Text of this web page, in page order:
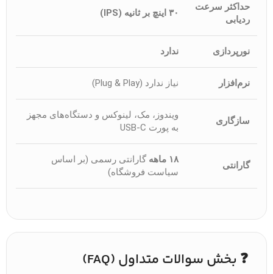
حداکثر سرعت
ردیابی
۳۰ اینچ بر ثانیه (IPS)
نورپردازی ندارد
نرم‌افزار نیاز ندارد (Plug & Play)
سازگاری
ویندوز، مک، لینوکس و دستگاه‌های مجهز
به پورت USB-C
گارانتی
۱۸ ماهه
گارانتی رسمی (بر اساس
سیاست فروشگاه)
❓ بخش سوالات متداول (FAQ)